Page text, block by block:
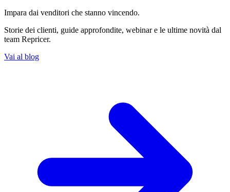
Impara dai venditori che stanno vincendo.
Storie dei clienti, guide approfondite, webinar e le ultime novità dal
team Repricer.
Vai al blog